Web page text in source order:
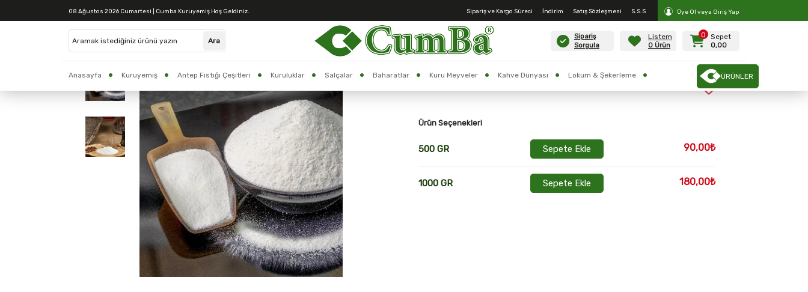
08 Ağustos 2026 Cumartesi | Cumba Kuruyemiş Hoş Geldiniz. S.S.S
Satış Sözleşmesi
İndirim
Sipariş ve Kargo Süreci Üye Ol veya Giriş Yap
Sipariş
Sorgula
Listem
0 Ürün
Sepet
0,00
0
Anasayfa Kuruyemiş Antep Fıstığı Çeşitleri Kuruluklar Salçalar Baharatlar Kuru Meyveler Kahve Dünyası Lokum & Şekerleme
CUMBA BAKLAVA Yöresel Ürünler
ÜRÜNLER
Anasayfa >Kahve Kreması**Süt Tozu
Ürün Seçenekleri
500 GR Sepete Ekle 90,00₺
1000 GR Sepete Ekle 180,00₺